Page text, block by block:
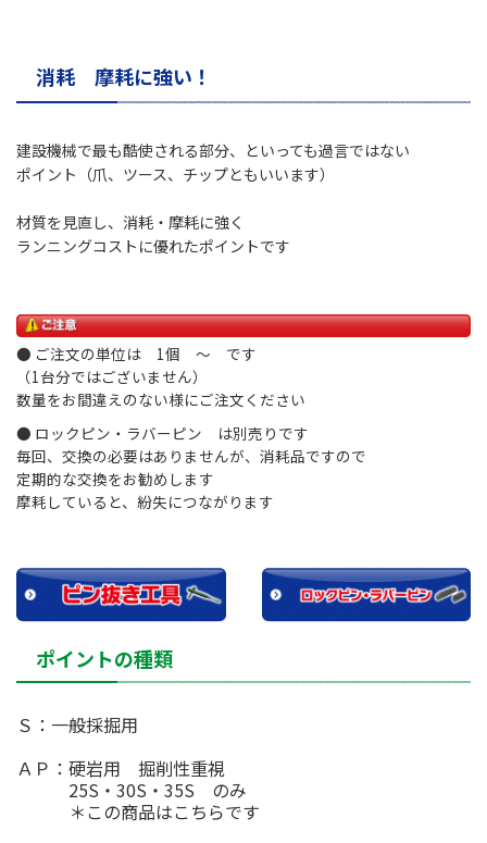
消耗 摩耗に強い！
建設機械で最も酷使される部分、といっても過言ではない
ポイント（爪、ツース、チップともいいます）
材質を見直し、消耗・摩耗に強く
ランニングコストに優れたポイントです
● ご注文の単位は 1個 ～ です
（1台分ではございません）
数量をお間違えのない様にご注文ください
● ロックピン・ラバーピン は別売りです
毎回、交換の必要はありませんが、消耗品ですので
定期的な交換をお勧めします
摩耗していると、紛失につながります
ポイントの種類
Ｓ：一般採掘用
ＡＰ：硬岩用 掘削性重視
25S・30S・35S のみ
＊この商品はこちらです